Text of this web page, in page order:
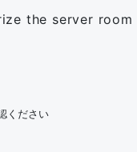
the server room
ください